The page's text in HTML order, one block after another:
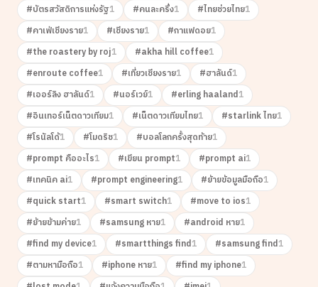
#บัตรสวัสดิการแห่งรัฐ1 #คนละครึ่ง1 #ไทยช่วยไทย1
#คาเฟ่เชียงราย1 #เชียงราย1 #กาแฟดอย1
#the roastery by roj1 #akha hill coffee1
#enroute coffee1 #เที่ยวเชียงราย1 #ฮาลันด์1
#เออร์ลิง ฮาลันด์1 #นอร์เวย์1 #erling haaland1
#อินเทอร์เน็ตดาวเทียม1 #เน็ตดาวเทียมไทย1 #starlink ไทย1
#โรนัลโด้1 #โมดริช1 #บอลโลกครั้งสุดท้าย1
#prompt คืออะไร1 #เขียน prompt1 #prompt ai1
#เทคนิค ai1 #prompt engineering1 #ย้ายข้อมูลมือถือ1
#quick start1 #smart switch1 #move to ios1
#ย้ายข้ามค่าย1 #samsung หาย1 #android หาย1
#find my device1 #smartthings find1 #samsung find1
#ตามหามือถือ1 #iphone หาย1 #find my iphone1